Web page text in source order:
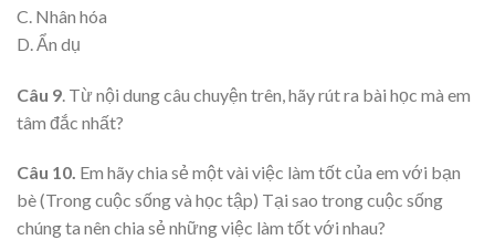
C. Nhân hóa
D. Ẩn dụ
Câu 9 . Từ nội dung câu chuyện trên, hãy rút ra bài học mà em
tâm đắc nhất?
Câu 10. Em hãy chia sẻ một vài việc làm tốt của em với bạn
bè (Trong cuộc sống và học tập) Tại sao trong cuộc sống
chúng ta nên chia sẻ những việc làm tốt với nhau?